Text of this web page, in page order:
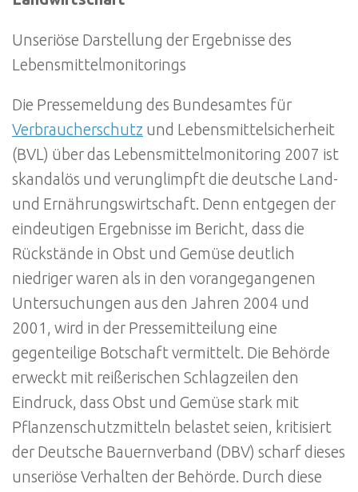
Unseriöse Darstellung der Ergebnisse des
Lebensmittelmonitorings
Die Pressemeldung des Bundesamtes für
Verbraucherschutz und Lebensmittelsicherheit
(BVL) über das Lebensmittelmonitoring 2007 ist
skandalös und verunglimpft die deutsche Land-
und Ernährungswirtschaft. Denn entgegen der
eindeutigen Ergebnisse im Bericht, dass die
Rückstände in Obst und Gemüse deutlich
niedriger waren als in den vorangegangenen
Untersuchungen aus den Jahren 2004 und
2001, wird in der Pressemitteilung eine
gegenteilige Botschaft vermittelt. Die Behörde
erweckt mit reißerischen Schlagzeilen den
Eindruck, dass Obst und Gemüse stark mit
Pflanzenschutzmitteln belastet seien, kritisiert
der Deutsche Bauernverband (DBV) scharf dieses
unseriöse Verhalten der Behörde. Durch diese